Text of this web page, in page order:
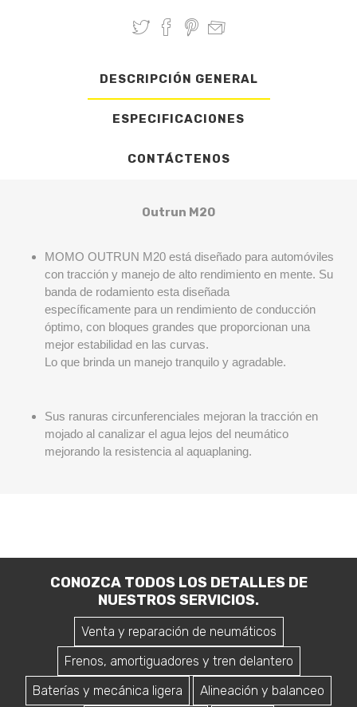
DESCRIPCIÓN GENERAL
ESPECIFICACIONES
CONTÁCTENOS
Outrun M20
MOMO OUTRUN M20 está diseñado para automóviles
con tracción y manejo de alto rendimiento en mente. Su
banda de rodamiento esta diseñada
específicamente para un rendimiento de conducción
óptimo, con bloques grandes que proporcionan una
mejor estabilidad en las curvas.
Lo que brinda un manejo tranquilo y agradable.
Sus ranuras circunferenciales mejoran la tracción en
mojado al canalizar el agua lejos del neumático
mejorando la resistencia al aquaplaning.
CONOZCA TODOS LOS DETALLES DE
NUESTROS SERVICIOS.
Venta y reparación de neumáticos
Frenos, amortiguadores y tren delantero
Baterías y mecánica ligera
Alineación y balanceo